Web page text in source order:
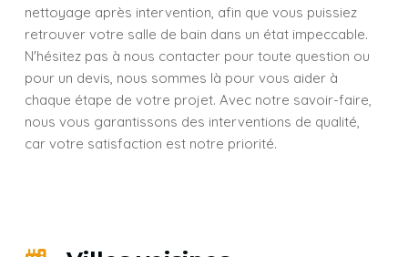
nettoyage après intervention, afin que vous puissiez
retrouver votre salle de bain dans un état impeccable.
N'hésitez pas à nous contacter pour toute question ou
pour un devis, nous sommes là pour vous aider à
chaque étape de votre projet. Avec notre savoir-faire,
nous vous garantissons des interventions de qualité,
car votre satisfaction est notre priorité.